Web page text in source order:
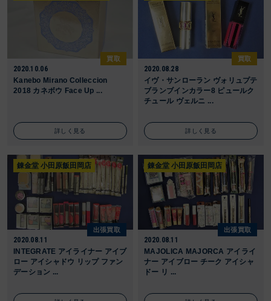
買取
2020.10.06
Kanebo Mirano Colleccion
2018 カネボウ Face Up ...
詳しく見る
買取
2020.08.28
イヴ・サンローラン ヴォリュプテ
ブランブインカラー8 ピュールク
チュール ヴェルニ ...
詳しく見る
錬金堂 小田原飯田岡店
出張買取
2020.08.11
INTEGRATE アイライナー アイブ
ロー アイシャドウ リップ ファン
デーション ...
錬金堂 小田原飯田岡店
出張買取
2020.08.11
MAJOLICA MAJORCA アイライ
ナー アイブロー チーク アイシャ
ドー リ ...